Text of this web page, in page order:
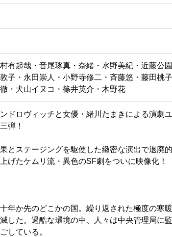
有起哉・音尾琢真・奈緒・水野美紀・近藤公
子・永田崇人・小野寺修二・斉藤悠・藤田桃
・犬山イヌコ・篠井英介・木野花
ドロヴィッチと女優・緒川たまきによる演劇
弾！
とステージングを駆使した緻密な演出で退廃
げたケムリ流・異色のSF劇をついに映像化！
年か先のどこかの国。繰り返された極度の寒
した。過酷な環境の中、人々は中央管理局に
している。